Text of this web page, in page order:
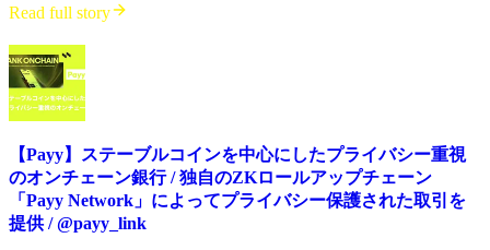
Read full story
【Payy】ステーブルコインを中心にしたプライバシー重視
のオンチェーン銀行 / 独自のZKロールアップチェーン
「Payy Network」によってプライバシー保護された取引を
提供 / @payy_link